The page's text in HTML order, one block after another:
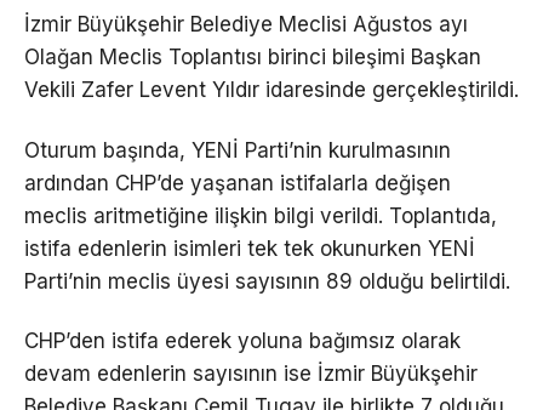
İzmir Büyükşehir Belediye Meclisi Ağustos ayı
Olağan Meclis Toplantısı birinci bileşimi Başkan
Vekili Zafer Levent Yıldır idaresinde gerçekleştirildi.
Oturum başında, YENİ Parti’nin kurulmasının
ardından CHP’de yaşanan istifalarla değişen
meclis aritmetiğine ilişkin bilgi verildi. Toplantıda,
istifa edenlerin isimleri tek tek okunurken YENİ
Parti’nin meclis üyesi sayısının 89 olduğu belirtildi.
CHP’den istifa ederek yoluna bağımsız olarak
devam edenlerin sayısının ise İzmir Büyükşehir